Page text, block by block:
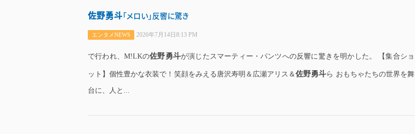
佐野勇斗「メロい」反響に驚き
エンタメNEWS 2026年7月14日8:13 PM
で行われ、M!LKの佐野勇斗が演じたスマーティー・パンツへの反響に驚きを明かした。 【集合ショ
ット】個性豊かな衣装で！笑顔をみえる唐沢寿明＆広瀬アリス＆佐野勇斗ら おもちゃたちの世界を舞
台に、人と...